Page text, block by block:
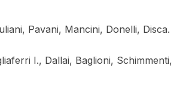
Pavani, Mancini, Donelli, Disca.
I., Dallai, Baglioni, Schimmenti,